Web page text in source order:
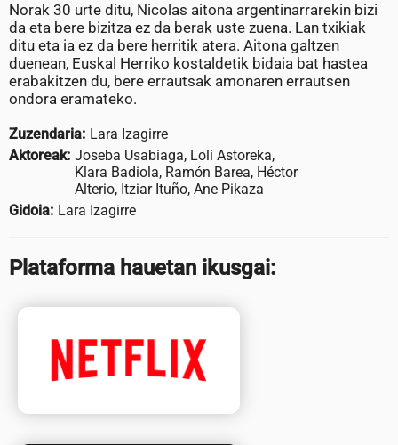
Norak 30 urte ditu, Nicolas aitona argentinarrarekin bizi
da eta bere bizitza ez da berak uste zuena. Lan txikiak
ditu eta ia ez da bere herritik atera. Aitona galtzen
duenean, Euskal Herriko kostaldetik bidaia bat hastea
erabakitzen du, bere errautsak amonaren errautsen
ondora eramateko.
Zuzendaria: Lara Izagirre
Aktoreak: Joseba Usabiaga, Loli Astoreka,
Klara Badiola, Ramón Barea, Héctor
Alterio, Itziar Ituño, Ane Pikaza
Gidoia: Lara Izagirre
Plataforma hauetan ikusgai: